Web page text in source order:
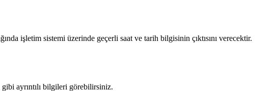
işletim sistemi üzerinde geçerli saat ve tarih bilgisinin çıktısını verecektir.
ayrıntılı bilgileri görebilirsiniz.